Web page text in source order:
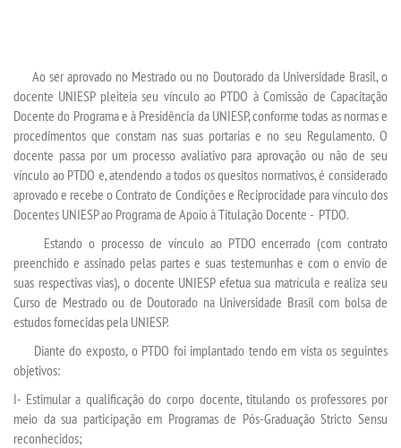
UNIESP
CONTATO
IMPRENSA
OUVIDORIA
Ao ser aprovado no Mestrado ou no Doutorado da Universidade Brasil, o
docente UNIESP pleiteia seu vínculo ao PTDO à Comissão de Capacitação
Docente do Programa e à Presidência da UNIESP, conforme todas as normas e
procedimentos que constam nas suas portarias e no seu Regulamento. O
docente passa por um processo avaliativo para aprovação ou não de seu
vínculo ao PTDO e, atendendo a todos os quesitos normativos, é considerado
aprovado e recebe oContrato de Condições e Reciprocidade para vínculo dos
Docentes UNIESP ao Programa de Apoio à Titulação Docente - PTDO.
Estando o processo de vínculo ao PTDO encerrado (com contrato
preenchido e assinado pelas partes e suas testemunhas e com o envio de
suas respectivas vias), o docente UNIESP efetua sua matrícula e realiza seu
Curso de Mestrado ou de Doutorado na Universidade Brasil com bolsa de
estudos fornecidas pela UNIESP.
Diante do exposto, o PTDO foi implantado tendo em vista os seguintes
objetivos:
I- Estimular a qualificação do corpo docente, titulando os professores por
meio da sua participação em Programas de Pós-Graduação Stricto Sensu
reconhecidos;